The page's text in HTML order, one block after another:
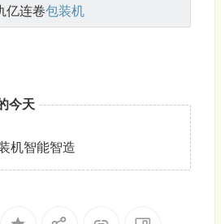
亿连卷包装机
今天
机智能智造